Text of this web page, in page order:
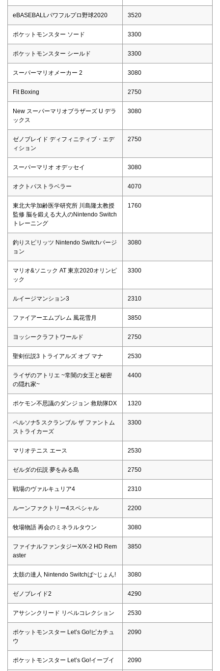
eBASEBALLパワフルプロ野球2020 3520
ポケットモンスター ソード 3300
ポケットモンスター シールド 3300
スーパーマリオメーカー 2 3080
Fit Boxing 2750
New スーパーマリオブラザーズ U デラ
ックス
3080
ゼノブレイド ディフィニティブ・エデ
ィション
2750
スーパーマリオ オデッセイ 3080
オクトパストラベラー 4070
東北大学加齢医学研究所 川島隆太教授
監修 脳を鍛える大人のNintendo Switch
トレーニング
1760
釣りスピリッツ Nintendo Switchバージ
ョン
3080
マリオ&ソニック AT 東京2020オリンピ
ック
3300
ルイージマンション3 2310
ファイアーエムブレム 風花雪月 3850
ヨッシークラフトワールド 2750
聖剣伝説3 トライアルズ オブ マナ 2530
ライザのアトリエ ~常闇の女王と秘密
の隠れ家~
4400
ポケモン不思議のダンジョン 救助隊DX 1320
ペルソナ5 スクランブル ザ ファントム
ストライカーズ
3300
マリオテニス エース 2530
ゼルダの伝説 夢をみる島 2750
戦場のヴァルキュリア4 2310
ルーンファクトリー4スペシャル 2200
牧場物語 再会のミネラルタウン 3080
ファイナルファンタジーX/X-2 HD Rem
aster
3850
太鼓の達人 Nintendo Switchば~じょん! 3080
ゼノブレイド2 4290
アサシンクリード リベルコレクション 2530
ポケットモンスター Let’s Go!ピカチュ
ウ
2090
ポケットモンスター Let’s Go!イーブイ 2090